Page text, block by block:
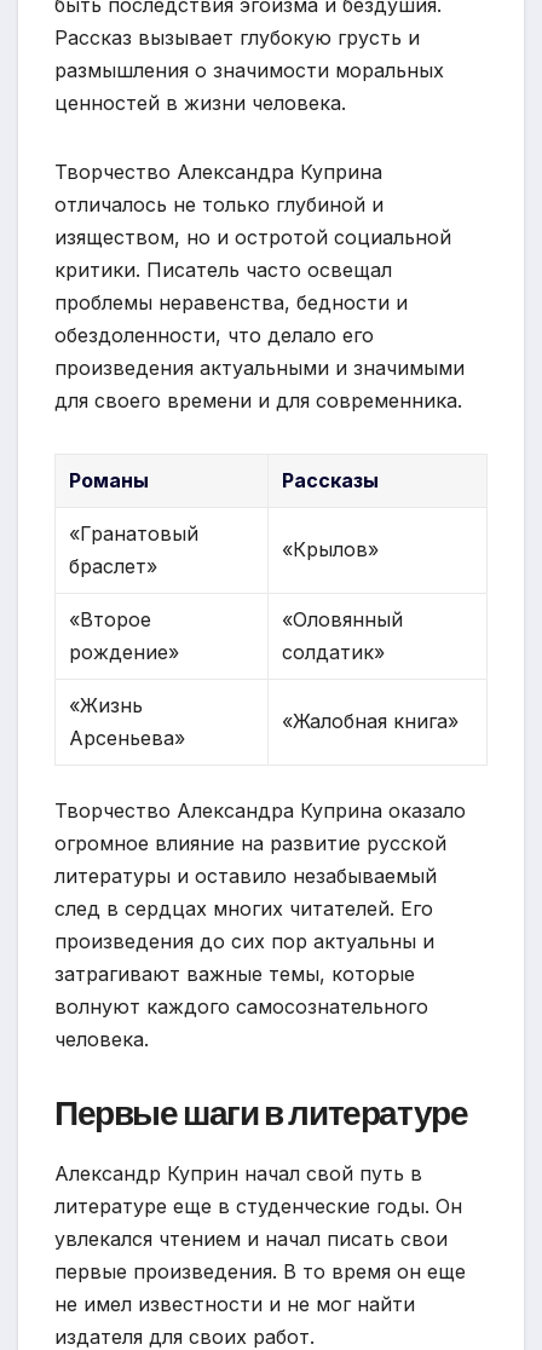
быть последствия эгоизма и бездушия.
Рассказ вызывает глубокую грусть и
размышления о значимости моральных
ценностей в жизни человека.
Творчество Александра Куприна
отличалось не только глубиной и
изяществом, но и остротой социальной
критики. Писатель часто освещал
проблемы неравенства, бедности и
обездоленности, что делало его
произведения актуальными и значимыми
для своего времени и для современника.
Романы Рассказы
«Гранатовый
браслет»
«Крылов»
«Второе
рождение»
«Оловянный
солдатик»
«Жизнь
Арсеньева»
«Жалобная книга»
Творчество Александра Куприна оказало
огромное влияние на развитие русской
литературы и оставило незабываемый
след в сердцах многих читателей. Его
произведения до сих пор актуальны и
затрагивают важные темы, которые
волнуют каждого самосознательного
человека.
Первые шаги в литературе
Александр Куприн начал свой путь в
литературе еще в студенческие годы. Он
увлекался чтением и начал писать свои
первые произведения. В то время он еще
не имел известности и не мог найти
издателя для своих работ.